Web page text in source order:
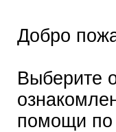
Добро
Выберите
помощи по